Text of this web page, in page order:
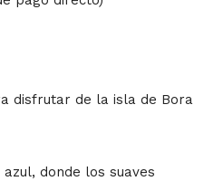
disfrutar de la isla de Bora
donde los suaves